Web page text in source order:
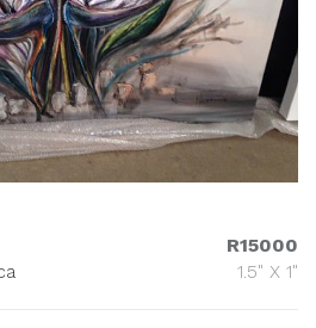
R15000
1.5" X 1"